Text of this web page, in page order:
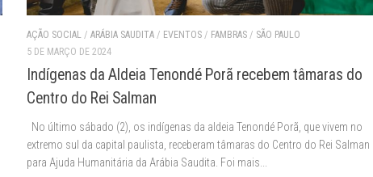
AÇÃO SOCIAL / ARÁBIA SAUDITA / EVENTOS / FAMBRAS / SÃO PAULO
5 DE MARÇO DE 2024
Indígenas da Aldeia Tenondé Porã recebem tâmaras do
Centro do Rei Salman
No último sábado (2), os indígenas da aldeia Tenondé Porã, que vivem no
extremo sul da capital paulista, receberam tâmaras do Centro do Rei Salman
para Ajuda Humanitária da Arábia Saudita. Foi mais...